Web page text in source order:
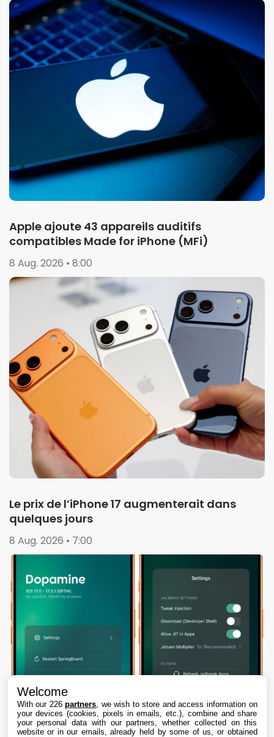
Apple ajoute 43 appareils auditifs
compatibles Made for iPhone (MFi)
8 Aug. 2026 • 8:00
Le prix de l’iPhone 17 augmenterait dans
quelques jours
8 Aug. 2026 • 7:00
Welcome
With our 226partners , we wish to store and access information on
your devices (cookies, pixels in emails, etc.), combine and share
your personal data with our partners, whether collected on this
website or in our emails, already held by some of us, or obtained